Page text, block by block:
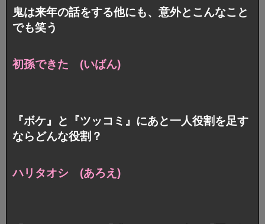
鬼は来年の話をする他にも、意外とこんなこと
でも笑う
初孫できた (いばん)
『ボケ』と『ツッコミ』にあと一人役割を足す
ならどんな役割？
ハリタオシ (あろえ)